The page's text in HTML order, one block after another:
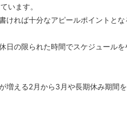
います。
れば十分なアピールポイントとな
日の限られた時間でスケジュール
増える2月から3月や長期休み期間